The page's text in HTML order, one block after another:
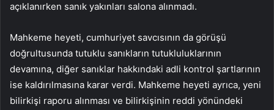
açıklanırken sanık yakınları salona alınmadı.
Mahkeme heyeti, cumhuriyet savcısının da görüşü
doğrultusunda tutuklu sanıkların tutukluluklarının
devamına, diğer sanıklar hakkındaki adli kontrol şartlarının
ise kaldırılmasına karar verdi. Mahkeme heyeti ayrıca, yeni
bilirkişi raporu alınması ve bilirkişinin reddi yönündeki